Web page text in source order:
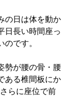
の日は体を動か
日長い時間座っ
です。
勢が腰の骨・腰
ある椎間板にか
らに座位で前